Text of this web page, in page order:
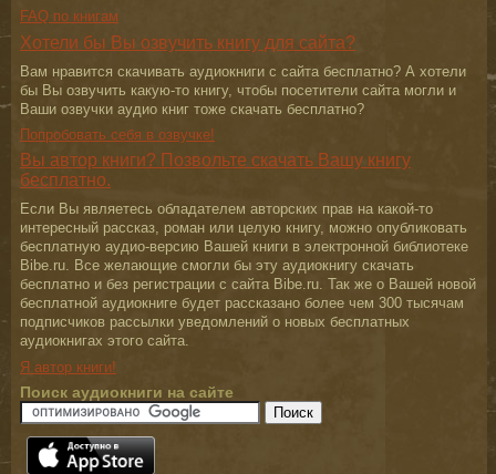
FAQ по книгам
Хотели бы Вы озвучить книгу для сайта?
Вам нравится скачивать аудиокниги с сайта бесплатно? А хотели
бы Вы озвучить какую-то книгу, чтобы посетители сайта могли и
Ваши озвучки аудио книг тоже скачать бесплатно?
Попробовать себя в озвучке!
Вы автор книги? Позвольте скачать Вашу книгу
бесплатно.
Если Вы являетесь обладателем авторских прав на какой-то
интересный рассказ, роман или целую книгу, можно опубликовать
бесплатную аудио-версию Вашей книги в электронной библиотеке
Bibe.ru. Все желающие смогли бы эту аудиокнигу скачать
бесплатно и без регистрации с сайта Bibe.ru. Так же о Вашей новой
бесплатной аудиокниге будет рассказано более чем 300 тысячам
подписчиков рассылки уведомлений о новых бесплатных
аудиокнигах этого сайта.
Я автор книги!
Поиск аудиокниги на сайте